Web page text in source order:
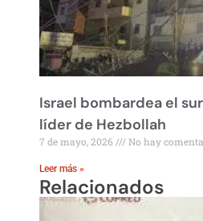
Israel bombardea el
líder de Hezbollah
7 de mayo, 2026 No hay
Leer más »
Relacionados